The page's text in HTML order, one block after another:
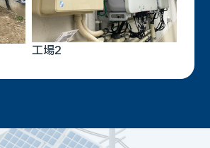
工場2